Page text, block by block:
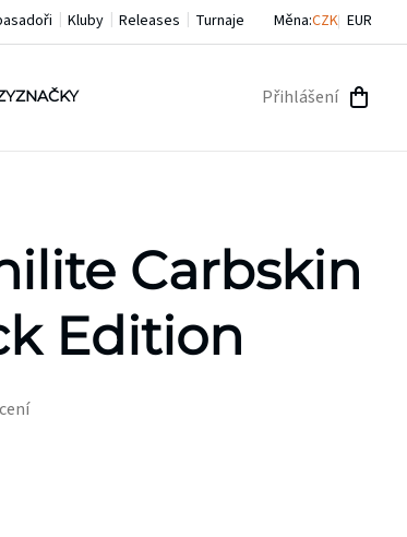
Kluby Releases Turnaje Měna:CZK EUR
ZNAČKY Přihlášení
Carbskin
Edition